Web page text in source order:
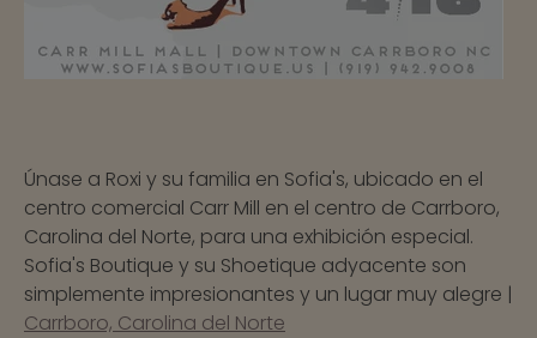
Únase a Roxi y su familia en Sofia's, ubicado en el
centro comercial Carr Mill en el centro de Carrboro,
Carolina del Norte, para una exhibición especial.
Sofia's Boutique y su Shoetique adyacente son
simplemente impresionantes y un lugar muy alegre |
Carrboro, Carolina del Norte